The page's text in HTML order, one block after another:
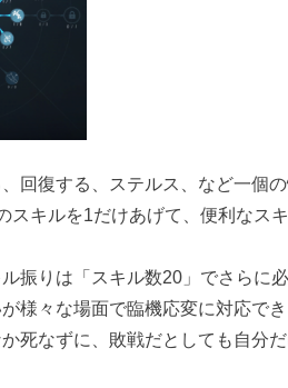
回復する、ステルス、など一個
スキルを1だけあげて、便利なス
振りは「スキル数20」でさらに
様々な場面で臨機応変に対応で
死なずに、敗戦だとしても自分